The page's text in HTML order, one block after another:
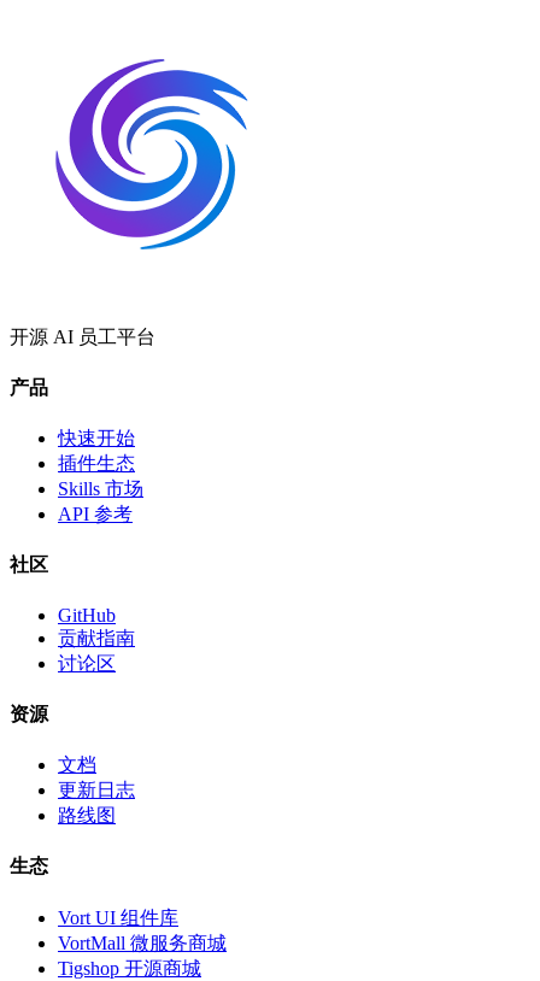
开源 AI 员工平台
产品
快速开始
插件生态
Skills 市场
API 参考
社区
GitHub
贡献指南
讨论区
资源
文档
更新日志
路线图
生态
Vort UI 组件库
VortMall 微服务商城
Tigshop 开源商城